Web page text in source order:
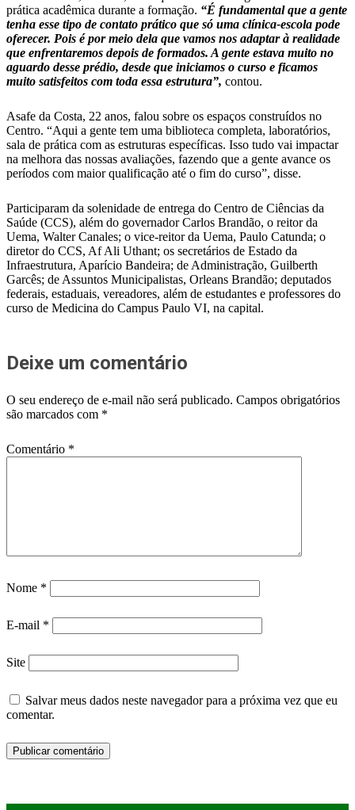
prática acadêmica durante a formação. “É fundamental que a gente
tenha esse tipo de contato prático que só uma clínica-escola pode
oferecer. Pois é por meio dela que vamos nos adaptar à realidade
que enfrentaremos depois de formados. A gente estava muito no
aguardo desse prédio, desde que iniciamos o curso e ficamos
muito satisfeitos com toda essa estrutura”, contou.
Asafe da Costa, 22 anos, falou sobre os espaços construídos no
Centro. “Aqui a gente tem uma biblioteca completa, laboratórios,
sala de prática com as estruturas específicas. Isso tudo vai impactar
na melhora das nossas avaliações, fazendo que a gente avance os
períodos com maior qualificação até o fim do curso”, disse.
Participaram da solenidade de entrega do Centro de Ciências da
Saúde (CCS), além do governador Carlos Brandão, o reitor da
Uema, Walter Canales; o vice-reitor da Uema, Paulo Catunda; o
diretor do CCS, Af Ali Uthant; os secretários de Estado da
Infraestrutura, Aparício Bandeira; de Administração, Guilberth
Garcês; de Assuntos Municipalistas, Orleans Brandão; deputados
federais, estaduais, vereadores, além de estudantes e professores do
curso de Medicina do Campus Paulo VI, na capital.
Deixe um comentário
O seu endereço de e-mail não será publicado. Campos obrigatórios
são marcados com *
Comentário *
Nome *
E-mail *
Site
Salvar meus dados neste navegador para a próxima vez que eu
comentar.